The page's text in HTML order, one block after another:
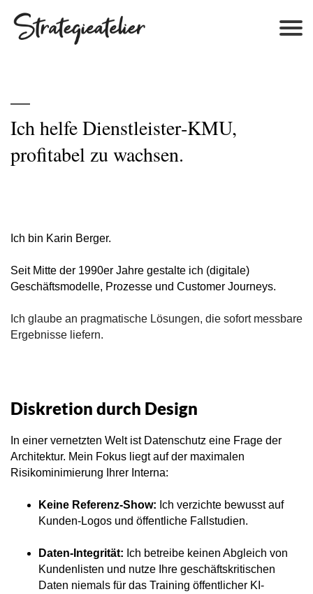
—
Ich helfe Dienstleister‑KMU,
profitabel zu wachsen.
Ich bin Karin Berger.
Seit Mitte der 1990er Jahre gestalte ich (digitale)
Geschäftsmodelle, Prozesse und Customer Journeys.
Ich glaube an pragmatische Lösungen, die sofort messbare
Ergebnisse liefern.
Diskretion durch Design
In einer vernetzten Welt ist Datenschutz eine Frage der
Architektur. Mein Fokus liegt auf der maximalen
Risikominimierung Ihrer Interna:
Keine Referenz-Show: Ich verzichte bewusst auf
Kunden-Logos und öffentliche Fallstudien.
Daten-Integrität: Ich betreibe keinen Abgleich von
Kundenlisten und nutze Ihre geschäftskritischen
Daten niemals für das Training öffentlicher KI-